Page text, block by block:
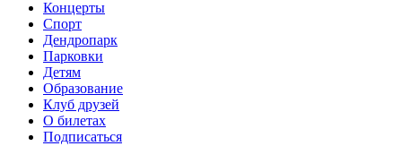
Концерты
Спорт
Дендропарк
Парковки
Детям
Образование
Клуб друзей
О билетах
Подписаться